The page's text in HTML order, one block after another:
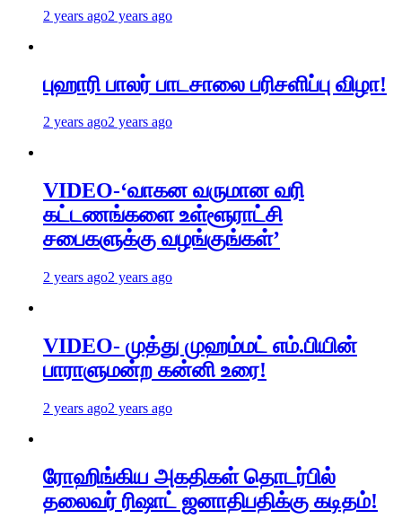
2 years ago2 years ago
புஹாரி பாலர் பாடசாலை பரிசளிப்பு விழா!
2 years ago2 years ago
VIDEO-‘வாகன வருமான வரி
கட்டணங்களை உள்ளூராட்சி
சபைகளுக்கு வழங்குங்கள்’
2 years ago2 years ago
VIDEO- முத்து முஹம்மட் எம்.பியின்
பாராளுமன்ற கன்னி உரை!
2 years ago2 years ago
ரோஹிங்கிய அகதிகள் தொடர்பில்
தலைவர் ரிஷாட் ஜனாதிபதிக்கு கடிதம்!